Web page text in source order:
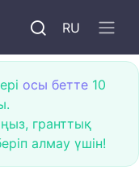
RU
осы бетте 10
гранттық
алмау үшін!